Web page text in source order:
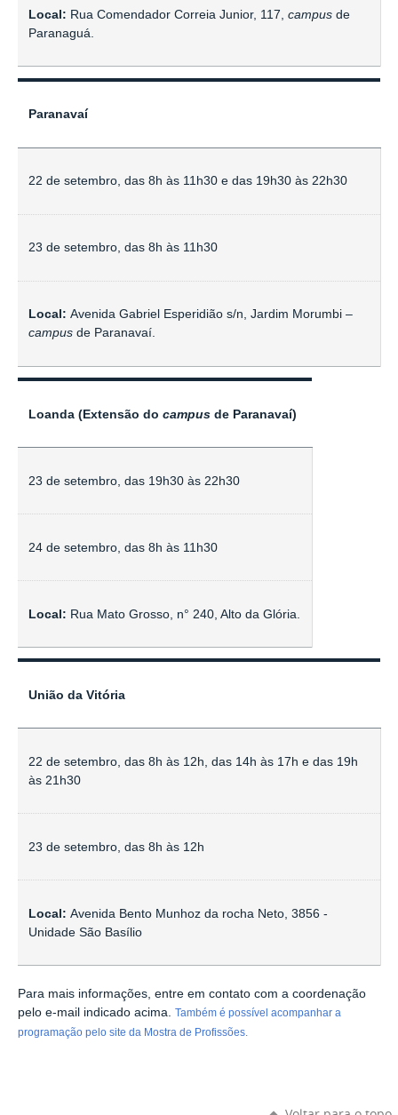
Local: Rua Comendador Correia Junior, 117,campusde
Paranaguá.
Paranavaí
22 de setembro, das 8h às 11h30 e das 19h30 às 22h30
23 de setembro, das 8h às 11h30
Local:Avenida Gabriel Esperidião s/n, Jardim Morumbi –
campusde Paranavaí.
Loanda (Extensão docampusde Paranavaí)
23 de setembro, das 19h30 às 22h30
24 de setembro, das 8h às 11h30
Local: Rua Mato Grosso, n° 240, Alto da Glória.
União da Vitória
22 de setembro, das 8h às 12h, das 14h às 17h e das 19h
às 21h30
23 de setembro, das 8h às 12h
Local:Avenida Bento Munhoz da rocha Neto, 3856 -
Unidade São Basílio
Para mais informações, entre em contato com a coordenação
pelo e-mail indicado acima. Também é possível acompanhar a
programação pelo site da Mostra de Profissões.